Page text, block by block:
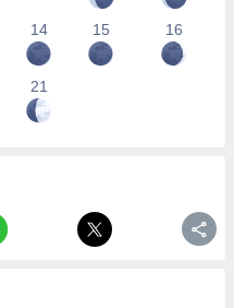
14 15 16
21